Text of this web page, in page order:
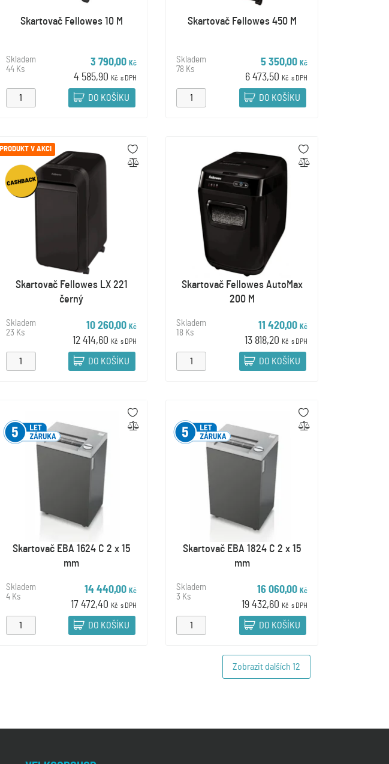
Skartovač Fellowes 10 M
Skladem
44 Ks
3 790,00Kč
4 585,90 Kč s DPH
DO KOŠÍKU
Skartovač Fellowes 450 M
Skladem
78 Ks
5 350,00Kč
6 473,50 Kč s DPH
DO KOŠÍKU
PRODUKT V AKCI
Skartovač Fellowes LX 221
černý
Skladem
23 Ks
10 260,00Kč
12 414,60 Kč s DPH
DO KOŠÍKU
Skartovač Fellowes AutoMax
200 M
Skladem
18 Ks
11 420,00Kč
13 818,20 Kč s DPH
DO KOŠÍKU
Skartovač EBA 1624 C 2 x 15
mm
Skladem
4 Ks
14 440,00Kč
17 472,40 Kč s DPH
DO KOŠÍKU
Skartovač EBA 1824 C 2 x 15
mm
Skladem
3 Ks
16 060,00Kč
19 432,60 Kč s DPH
DO KOŠÍKU
Zobrazit dalších 12